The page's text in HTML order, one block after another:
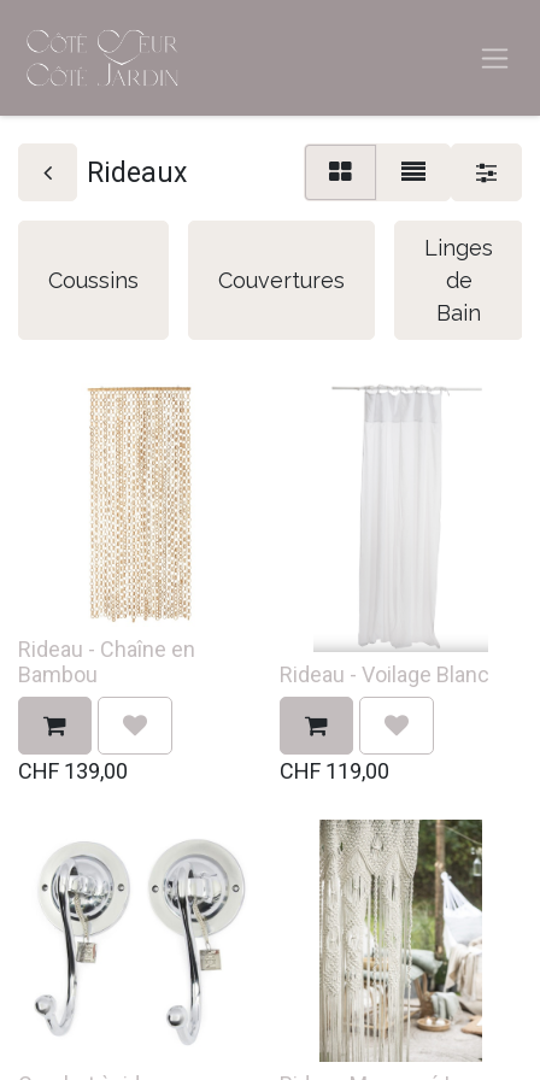
Rideaux
Coussins Couvertures
Linges
de
Bain
Rideau - Chaîne en
Bambou
CHF 139,00
Rideau - Voilage Blanc
CHF 119,00